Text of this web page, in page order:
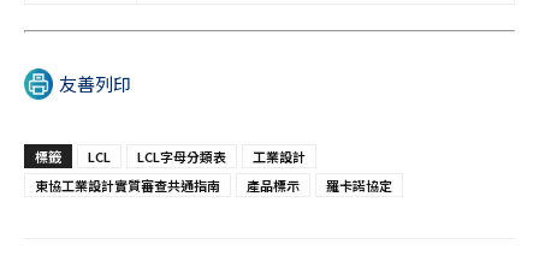
友善列印
標籤 LCL LCL字母分類表
工業設計
東協工業設計實質審查共通指南
產品標示 羅卡諾協定